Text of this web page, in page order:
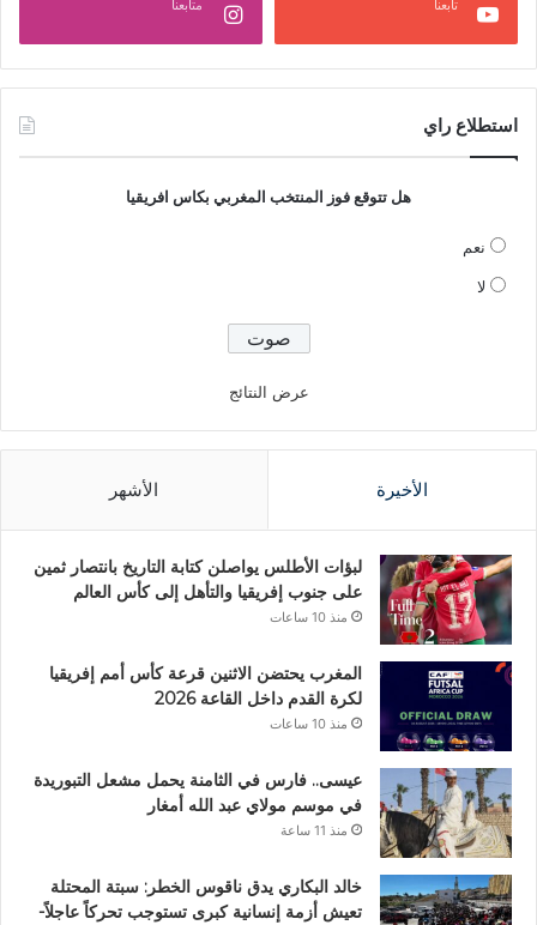
تابعنا متابعنا
استطلاع راي
هل تتوقع فوز المنتخب المغربي بكاس افريقيا
نعم
لا
عرض النتائج
الأخيرة الأشهر
لبؤات الأطلس يواصلن كتابة التاريخ بانتصار ثمين
على جنوب إفريقيا والتأهل إلى كأس العالم
منذ 10 ساعات
المغرب يحتضن الاثنين قرعة كأس أمم إفريقيا
لكرة القدم داخل القاعة 2026
منذ 10 ساعات
عيسى.. فارس في الثامنة يحمل مشعل التبوريدة
في موسم مولاي عبد الله أمغار
منذ 11 ساعة
خالد البكاري يدق ناقوس الخطر: سبتة المحتلة
تعيش أزمة إنسانية كبرى تستوجب تحركاً عاجلاً-